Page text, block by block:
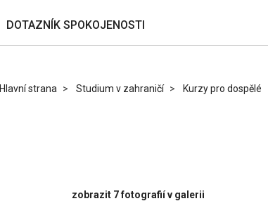
DOTAZNÍK SPOKOJENOSTI
Hlavní strana Studium v zahraničí Kurzy pro dospělé
zobrazit 7 fotografií v galerii